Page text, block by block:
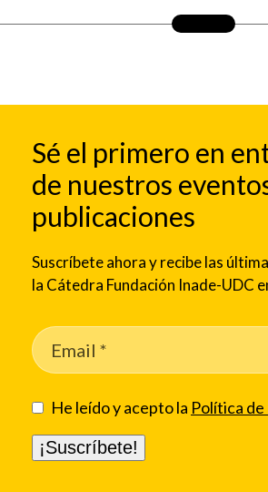
Sé el primero en
de nuestros
publicaciones
Suscríbete ahora y recibe las
la Cátedra Fundación Inade-UDC
He leído y acepto la Política